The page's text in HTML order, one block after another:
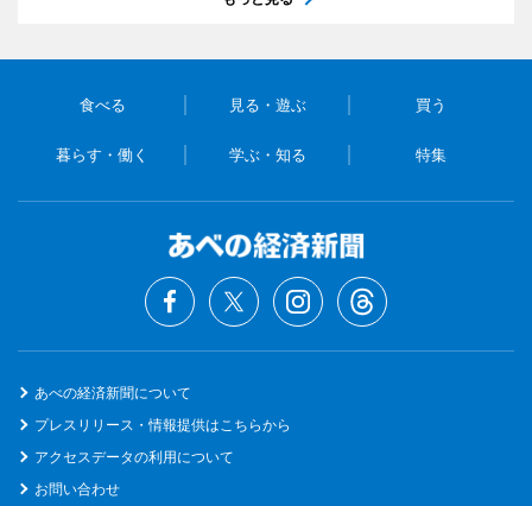
食べる 見る・遊ぶ 買う
暮らす・働く 学ぶ・知る 特集
あべの経済新聞について
プレスリリース・情報提供はこちらから
アクセスデータの利用について
お問い合わせ